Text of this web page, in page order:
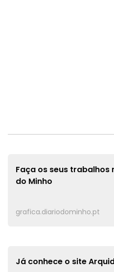
Faça os seus trabalhos
do Minho
grafica.diariodominho.pt
Já conhece o site